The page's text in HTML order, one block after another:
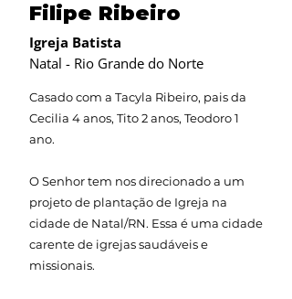
Filipe Ribeiro
Igreja Batista
Natal - Rio Grande do Norte
Casado com a Tacyla Ribeiro, pais da
Cecilia 4 anos, Tito 2 anos, Teodoro 1
ano.
O Senhor tem nos direcionado a um
projeto de plantação de Igreja na
cidade de Natal/RN. Essa é uma cidade
carente de igrejas saudáveis e
missionais.